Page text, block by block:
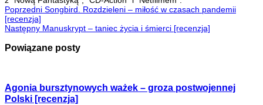
Poprzedni Songbird. Rozdzieleni – miłość w czasach pandemii
[recenzja]
Następny Manuskrypt – taniec życia i śmierci [recenzja]
Powiązane posty
Agonia bursztynowych ważek – groza postwojennej
Polski [recenzja]